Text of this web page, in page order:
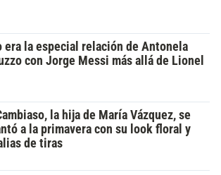
era la especial relación de Antonela
con Jorge Messi más allá de Lionel
la hija de María Vázquez, se
a la primavera con su look floral y
de tiras